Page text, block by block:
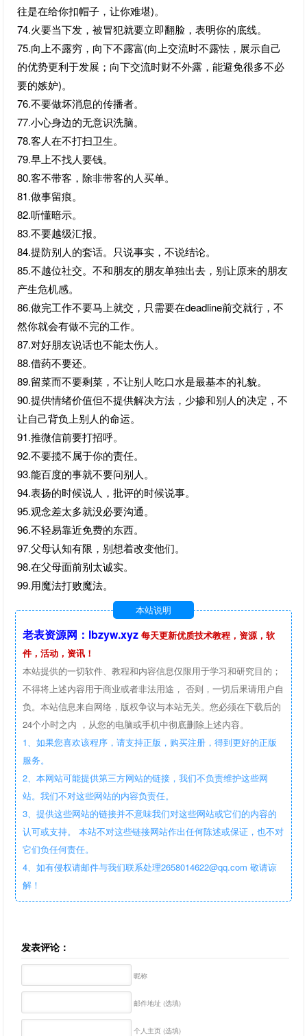
往是在给你扣帽子，让你难堪)。
74.火要当下发，被冒犯就要立即翻脸，表明你的底线。
75.向上不露穷，向下不露富(向上交流时不露怯，展示自己
的优势更利于发展；向下交流时财不外露，能避免很多不必
要的嫉妒)。
76.不要做坏消息的传播者。
77.小心身边的无意识洗脑。
78.客人在不打扫卫生。
79.早上不找人要钱。
80.客不带客，除非带客的人买单。
81.做事留痕。
82.听懂暗示。
83.不要越级汇报。
84.提防别人的套话。只说事实，不说结论。
85.不越位社交。不和朋友的朋友单独出去，别让原来的朋友
产生危机感。
86.做完工作不要马上就交，只需要在deadline前交就行，不
然你就会有做不完的工作。
87.对好朋友说话也不能太伤人。
88.借药不要还。
89.留菜而不要剩菜，不让别人吃口水是最基本的礼貌。
90.提供情绪价值但不提供解决方法，少掺和别人的决定，不
让自己背负上别人的命运。
91.推微信前要打招呼。
92.不要揽不属于你的责任。
93.能百度的事就不要问别人。
94.表扬的时候说人，批评的时候说事。
95.观念差太多就没必要沟通。
96.不轻易靠近免费的东西。
97.父母认知有限，别想着改变他们。
98.在父母面前别太诚实。
99.用魔法打败魔法。
本站说明
老表资源网：lbzyw.xyz 每天更新优质技术教程，资源，软
件，活动，资讯！
本站提供的一切软件、教程和内容信息仅限用于学习和研究目的；
不得将上述内容用于商业或者非法用途， 否则，一切后果请用户自
负。本站信息来自网络，版权争议与本站无关。您必须在下载后的
24个小时之内 ，从您的电脑或手机中彻底删除上述内容。
1、如果您喜欢该程序，请支持正版，购买注册，得到更好的正版
服务。
2、本网站可能提供第三方网站的链接，我们不负责维护这些网
站。我们不对这些网站的内容负责任。
3、提供这些网站的链接并不意味我们对这些网站或它们的内容的
认可或支持。 本站不对这些链接网站作出任何陈述或保证，也不对
它们负任何责任。
4、如有侵权请邮件与我们联系处理2658014622@qq.com 敬请谅
解！
发表评论：
昵称
邮件地址 (选填)
个人主页 (选填)